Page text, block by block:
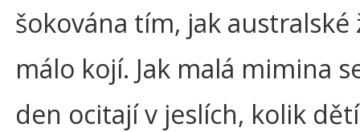
šokována tím, jak australské
málo kojí. Jak malá mimina
den ocitají v jeslích, kolik